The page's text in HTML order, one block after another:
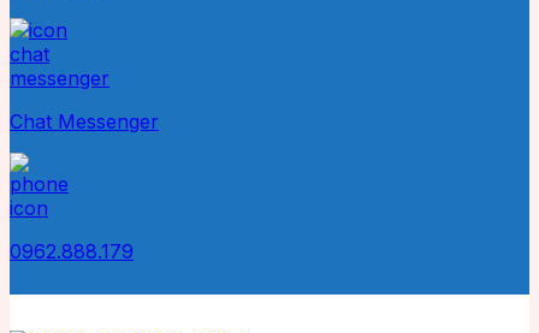
Chat Messenger
0962.888.179